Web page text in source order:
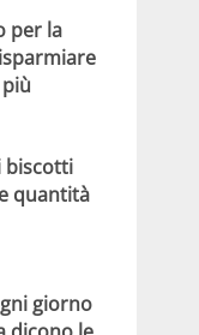
per la
biscotti
quantità
giorno